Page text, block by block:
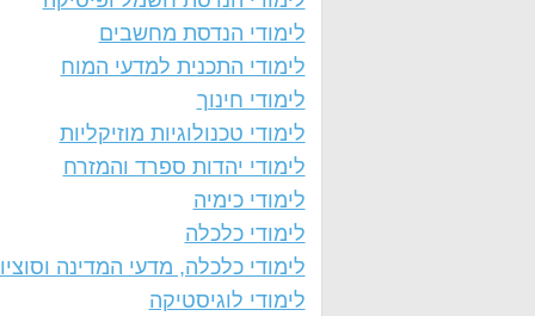
לימודי הנדסת מחשבים
לימודי התכנית למדעי המוח
לימודי חינוך
לימודי טכנולוגיות מוזיקליות
לימודי יהדות ספרד והמזרח
לימודי כימיה
לימודי כלכלה
לימודי כלכלה, מדעי המדינה
לימודי לוגיסטיקה